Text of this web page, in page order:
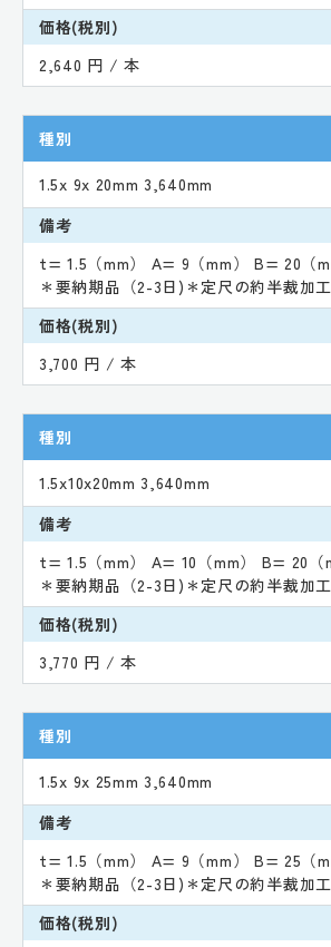
価格(税別)
2,640 円 / 本
種別
1.5x 9x 20mm 3,640mm
備考
t= 1.5（mm） A= 9（mm） B= 20（
＊要納期品（2-3日)＊定尺の約半裁加工
価格(税別)
3,700 円 / 本
種別
1.5x10x20mm 3,640mm
備考
t= 1.5（mm） A= 10（mm） B= 20（
＊要納期品（2-3日)＊定尺の約半裁加工
価格(税別)
3,770 円 / 本
種別
1.5x 9x 25mm 3,640mm
備考
t= 1.5（mm） A= 9（mm） B= 25（
＊要納期品（2-3日)＊定尺の約半裁加工
価格(税別)